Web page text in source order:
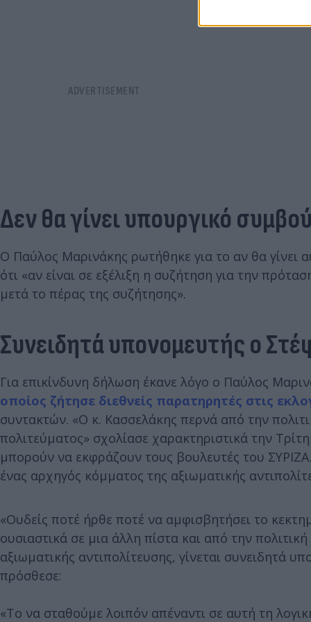
Δεν θα γίνει υπουργικό
Ο Παύλος Μαρινάκης ρωτήθηκε για το αν θα γίνει
ότι «αν είναι σε εξέλιξη η συζήτηση για την
μετά το πέρας της συζήτησης».
Συνειδητά υπονομευτής ο
Για επικίνδυνη δήλωση έκανε λόγο ο Παύλος
οποίος ζήτησε διεθνείς παρατηρητές στις
συντακτών. «Ο κ. Κασσελάκης περνά από την
πολιτεύματος» σχολίασε χαρακτηριστικά την
μπορούν να εκφράζουν τους βουλευτές του
ένας αρχηγός κόμματος της αξιωματικής
«Ουδείς ποτέ ήρθε ποτέ να αμφισβητήσει το
ουσιαστικά σε μια άλλη πίστα και από την
αξιωματικής αντιπολίτευσης, γίνεται συνειδητά
πρόσθεσε:
«Το να σταθούμε λοιπόν απέναντι σε αυτή τη